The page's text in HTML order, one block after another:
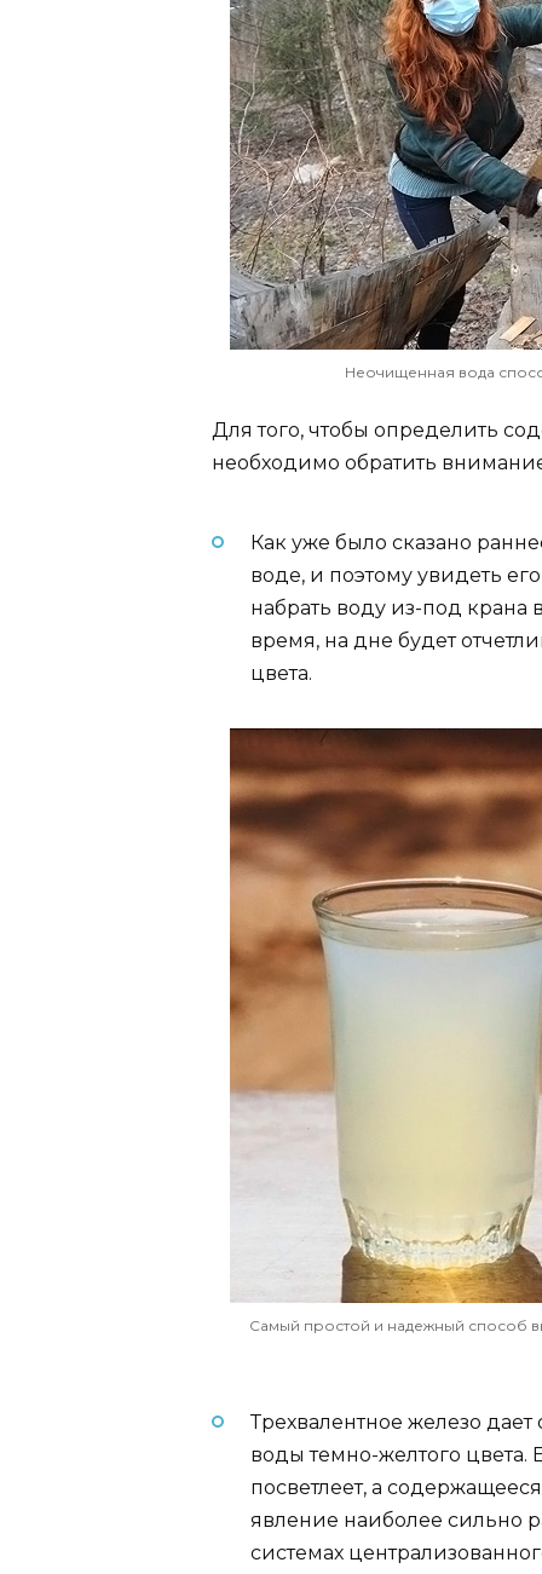
Неочищенная вода
Для того, чтобы определить
необходимо обратить
Как уже было сказано
воде, и поэтому увидеть
набрать воду из-под крана
время, на дне будет
цвета.
Самый простой и надежный способ
Трехвалентное железо
воды темно-желтого цвета.
посветлеет, а
явление наиболее сильно
системах